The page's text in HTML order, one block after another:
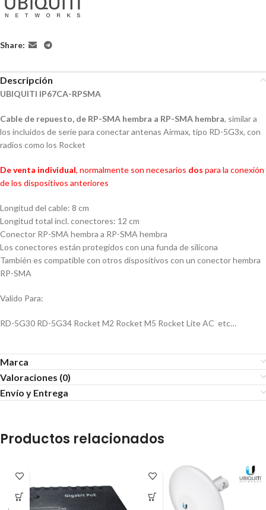
Share:
Descripción
UBIQUITI IP67CA-RPSMA
Cable de repuesto, de RP-SMA hembra a RP-SMA hembra, similar a
los incluidos de serie para conectar antenas Airmax, tipo RD-5G3x, con
radios como los Rocket
De venta individual, normalmente son necesarios dos para la conexión
de los dispositivos anteriores
Longitud del cable: 8 cm
Longitud total incl. conectores: 12 cm
Conector RP-SMA hembra a RP-SMA hembra
Los conectores están protegidos con una funda de silicona
También es compatible con otros dispositivos con un conector hembra
RP-SMA
Valido Para:
RD-5G30 RD-5G34 Rocket M2 Rocket M5 Rocket Lite AC etc…
Marca
Valoraciones (0)
Envío y Entrega
Productos relacionados